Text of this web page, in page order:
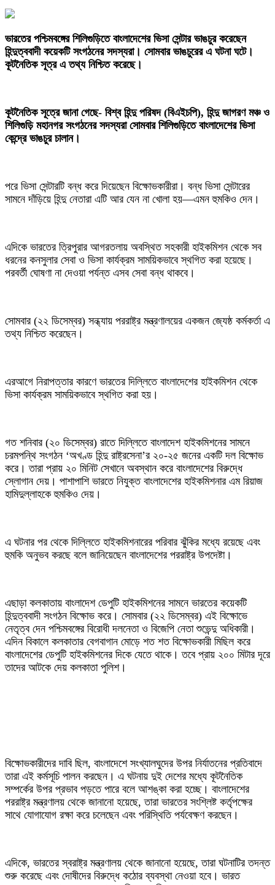
‎ভারতের পশ্চিমবঙ্গের শিলিগুড়িতে বাংলাদেশের ভিসা সেন্টার ভাঙচুর করেছেন
হিন্দুত্ববাদী কয়েকটি সংগঠনের সদস্যরা। সোমবার ভাঙচুরের এ ঘটনা ঘটে।
কূটনৈতিক সূত্র এ তথ্য নিশ্চিত করেছে।
‎কূটনৈতিক সূত্রে জানা গেছে- বিশ্ব হিন্দু পরিষদ (বিএইচপি), হিন্দু জাগরণ মঞ্চ ও
শিলিগুড়ি মহানগর সংগঠনের সদস্যরা সোমবার শিলিগুড়িতে বাংলাদেশের ভিসা
কেন্দ্রে ভাঙচুর চালান।
পরে ভিসা সেন্টারটি বন্ধ করে দিয়েছেন বিক্ষোভকারীরা। বন্ধ ভিসা সেন্টারের
সামনে দাঁড়িয়ে হিন্দু নেতারা এটি আর যেন না খোলা হয়—এমন হুমকিও দেন।
‎এদিকে ভারতের ত্রিপুরার আগরতলায় অবস্থিত সহকারী হাইকমিশন থেকে সব
ধরনের কনসুলার সেবা ও ভিসা কার্যক্রম সাময়িকভাবে স্থগিত করা হয়েছে।
পরবর্তী ঘোষণা না দেওয়া পর্যন্ত এসব সেবা বন্ধ থাকবে।
‎সোমবার (২২ ডিসেম্বর) সন্ধ্যায় পররাষ্ট্র মন্ত্রণালয়ের একজন জ্যেষ্ঠ কর্মকর্তা এ
তথ্য নিশ্চিত করেছেন।
‎এরআগে নিরাপত্তার কারণে ভারতের দিল্লিতে বাংলাদেশের হাইকমিশন থেকে
ভিসা কার্যক্রম সাময়িকভাবে স্থগিত করা হয়।
‎গত শনিবার (২০ ডিসেম্বর) রাতে দিল্লিতে বাংলাদেশ হাইকমিশনের সামনে
চরমপন্থি সংগঠন ‘অখণ্ড হিন্দু রাষ্ট্রসেনা’র ২০-২৫ জনের একটি দল বিক্ষোভ
করে। তারা প্রায় ২০ মিনিট সেখানে অবস্থান করে বাংলাদেশের বিরুদ্ধে
স্লোগান দেয়। পাশাপাশি ভারতে নিযুক্ত বাংলাদেশের হাইকমিশনার এম রিয়াজ
হামিদুল্লাহকে হুমকিও দেয়।
‎এ ঘটনার পর থেকে দিল্লিতে হাইকমিশনারের পরিবার ঝুঁকির মধ্যে রয়েছে এবং
হুমকি অনুভব করছে বলে জানিয়েছেন বাংলাদেশের পররাষ্ট্র উপদেষ্টা।
‎এছাড়া কলকাতায় বাংলাদেশ ডেপুটি হাইকমিশনের সামনে ভারতের কয়েকটি
হিন্দুত্ববাদী সংগঠন বিক্ষোভ করে। সোমবার (২২ ডিসেম্বর) এই বিক্ষোভে
নেতৃত্ব দেন পশ্চিমবঙ্গের বিরোধী দলনেতা ও বিজেপি নেতা শুভেন্দু অধিকারী।
এদিন বিকালে কলকাতার বেগবাগান মোড়ে শত শত বিক্ষোভকারী মিছিল করে
বাংলাদেশের ডেপুটি হাইকমিশনের দিকে যেতে থাকে। তবে প্রায় ২০০ মিটার দূরে
তাদের আটকে দেয় কলকাতা পুলিশ।
‎বিক্ষোভকারীদের দাবি ছিল, বাংলাদেশে সংখ্যালঘুদের উপর নির্যাতনের প্রতিবাদে
তারা এই কর্মসূচি পালন করছেন। এ ঘটনায় দুই দেশের মধ্যে কূটনৈতিক
সম্পর্কের উপর প্রভাব পড়তে পারে বলে আশঙ্কা করা হচ্ছে। বাংলাদেশের
পররাষ্ট্র মন্ত্রণালয় থেকে জানানো হয়েছে, তারা ভারতের সংশ্লিষ্ট কর্তৃপক্ষের
সাথে যোগাযোগ রক্ষা করে চলেছেন এবং পরিস্থিতি পর্যবেক্ষণ করছেন।
‎এদিকে, ভারতের স্বরাষ্ট্র মন্ত্রণালয় থেকে জানানো হয়েছে, তারা ঘটনাটির তদন্ত
শুরু করেছে এবং দোষীদের বিরুদ্ধে কঠোর ব্যবস্থা নেওয়া হবে। ভারত